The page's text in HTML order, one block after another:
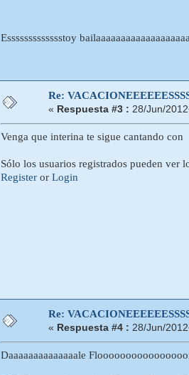
Essssssssssssstoy
Re:
« Respuesta #3 : 28/Jun/
Venga que interina te sigue cantando
Sólo los usuarios registrados pueden ver
Register or Login
Re:
« Respuesta #4 : 28/Jun/
Daaaaaaaaaaaaaale